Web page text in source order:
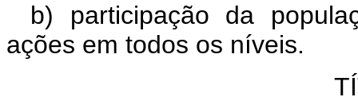
b) participação da
ações em todos os níveis.